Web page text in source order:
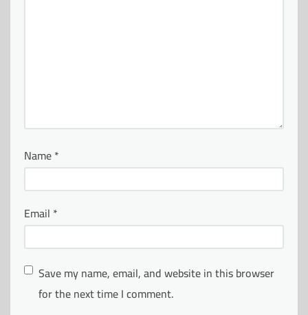
Name*
Email *
Save my name, email, and website in this browser
for the next time I comment.